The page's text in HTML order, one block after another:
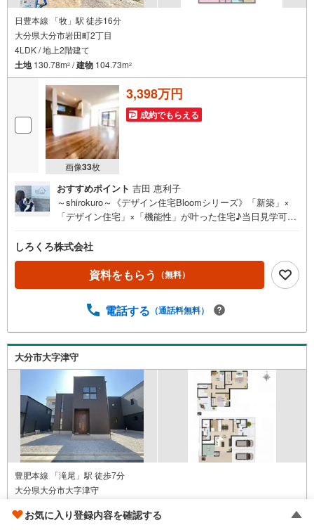
日豊本線 「牧」駅 徒歩16分
大分県大分市岩田町2丁目
4LDK / 地上2階建て
土地130.78m2 /建物 104.73m2
画像33枚
3,398万円
成約でもらえる
おすすめポイント 吉田 恵利子
～shirokuro～《デザイン住宅Bloomシリーズ》「新築」×
「デザイン住宅」×「機能性」が叶った住宅♪当日見学可能
日問わず平日も随時受付♪お客様のご都合に合わせて24時
間365日サポート「新築」×「デザイン住宅」×「機能性」
◇ デザイナーズ住宅 Bloom series ◇満足のゆくデザ
インと生活しやすい間取り設計で夢が叶う新築建売住宅
ーナス無しでも月々7.4万円台～※ローンに不安のある方、
しろくろ株式会社
資料をもらう （無料）
電話する （通話料無料）
大分市大字津守
豊肥本線 「滝尾」駅 徒歩7分
大分県大分市大字津守
土地144.23m2/建物108.47m2
お気に入り登録内容を確認する